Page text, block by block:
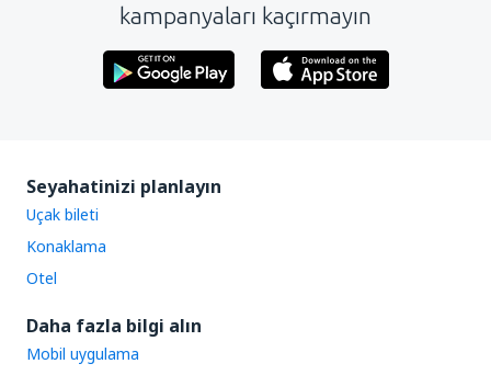
kampanyaları kaçırmayın
Seyahatinizi planlayın
Uçak bileti
Konaklama
Otel
Daha fazla bilgi alın
Mobil uygulama